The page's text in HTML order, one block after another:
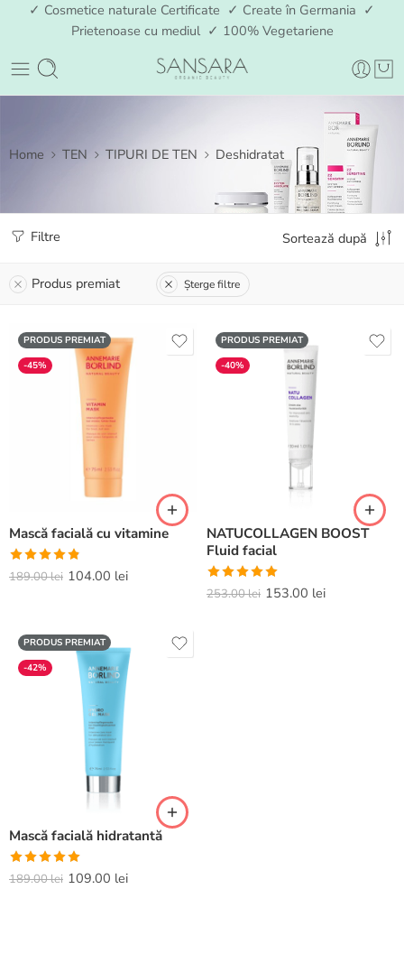
✓ Cosmetice naturale Certificate ✓ Create în Germania ✓
Prietenoase cu mediul ✓ 100% Vegetariene
Home TEN TIPURI DE TEN Deshidratat
Filtre Sortează după
Produs premiat Șterge filtre
PRODUS PREMIAT
-45%
Mască facială cu vitamine
Evaluat la
189.00lei 104.00 lei
PRODUS PREMIAT
-40%
NATUCOLLAGEN BOOST
Fluid facial
Evaluat la
253.00lei 153.00 lei
PRODUS PREMIAT
-42%
Mască facială hidratantă
Evaluat la
189.00lei 109.00 lei